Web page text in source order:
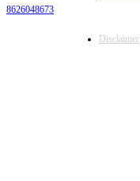
8626048673
Disclaimer